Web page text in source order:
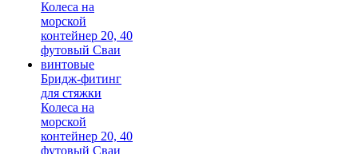
Бридж-фитинг
для стяжки
Колеса на
морской
контейнер 20, 40
футовый Сваи